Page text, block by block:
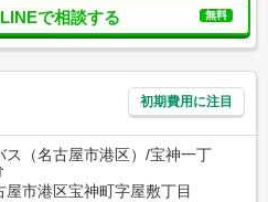
で相談する 無料
初期費用に注目
ス（名古屋市港区）/宝神一丁
屋市港区宝神町字屋敷丁目